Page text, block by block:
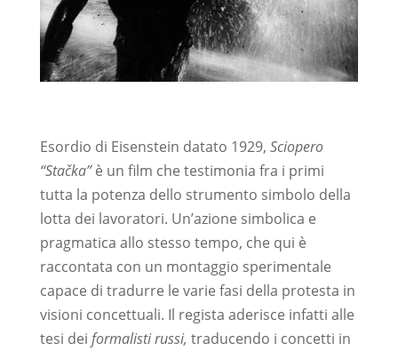
Esordio di Eisenstein datato 1929, Sciopero
“Stačka”è un film che testimonia fra i primi
tutta la potenza dello strumento simbolo della
lotta dei lavoratori. Un’azione simbolica e
pragmatica allo stesso tempo, che qui è
raccontata con un montaggio sperimentale
capace di tradurre le varie fasi della protesta in
visioni concettuali. Il regista aderisce infatti alle
tesi dei formalisti russi, traducendo i concetti in